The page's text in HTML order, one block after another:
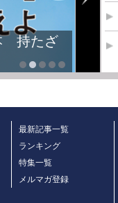
持たざ
最新記事一覧
ランキング
特集一覧
メルマガ登録